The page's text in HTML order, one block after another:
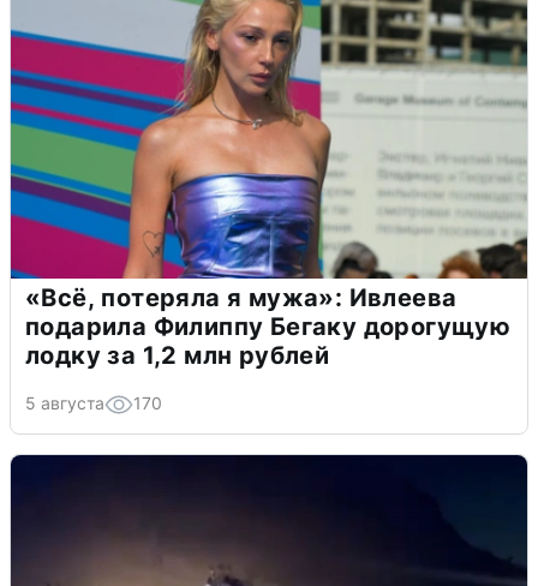
«Всё, потеряла я мужа»: Ивлеева
подарила Филиппу Бегаку дорогущую
лодку за 1,2 млн рублей
5 августа 170